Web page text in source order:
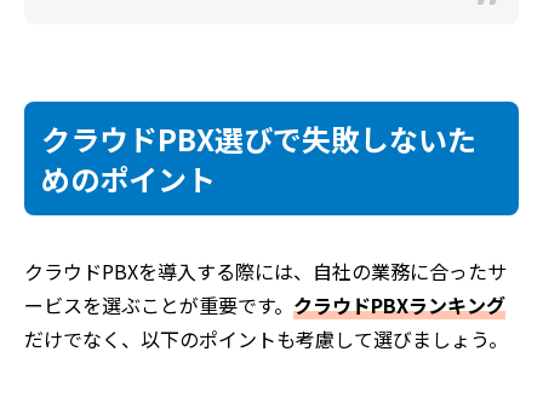
クラウドPBX選びで失敗しないた
めのポイント
クラウドPBXを導入する際には、自社の業務に合ったサ
ービスを選ぶことが重要です。 クラウドPBXランキング
だけでなく、以下のポイントも考慮して選びましょう。